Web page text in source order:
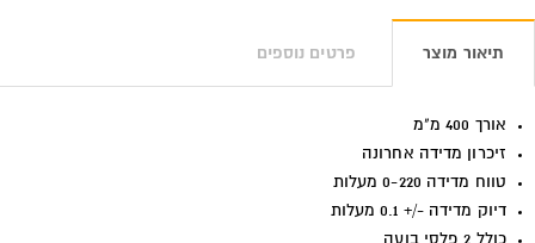
תיאור מוצר פרטים נוספים
אורך 400 מ"מ
זיכרון מדידה אחרונה
טווח מדידה 0-220 מעלות
דיוק מדידה -/+ 0.1 מעלות
כולל 2 פלסי בועה